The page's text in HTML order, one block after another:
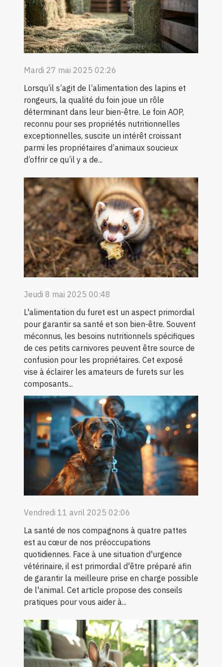
Mardi 27 mai 2025 02:26
Lorsqu’il s’agit de l’alimentation des lapins et
rongeurs, la qualité du foin joue un rôle
déterminant dans leur bien-être. Le foin AOP,
reconnu pour ses propriétés nutritionnelles
exceptionnelles, suscite un intérêt croissant
parmi les propriétaires d’animaux soucieux
d’offrir ce qu’il y a de...
Jeudi 8 mai 2025 00:48
L'alimentation du furet est un aspect primordial
pour garantir sa santé et son bien-être. Souvent
méconnus, les besoins nutritionnels spécifiques
de ces petits carnivores peuvent être source de
confusion pour les propriétaires. Cet exposé
vise à éclairer les amateurs de furets sur les
composants...
Vendredi 11 avril 2025 02:06
La santé de nos compagnons à quatre pattes
est au cœur de nos préoccupations
quotidiennes. Face à une situation d'urgence
vétérinaire, il est primordial d'être préparé afin
de garantir la meilleure prise en charge possible
de l'animal. Cet article propose des conseils
pratiques pour vous aider à...